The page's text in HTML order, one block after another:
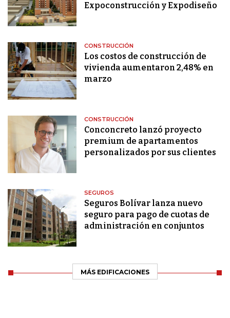
Expoconstrucción y Expodiseño
CONSTRUCCIÓN
Los costos de construcción de
vivienda aumentaron 2,48% en
marzo
CONSTRUCCIÓN
Conconcreto lanzó proyecto
premium de apartamentos
personalizados por sus clientes
SEGUROS
Seguros Bolívar lanza nuevo
seguro para pago de cuotas de
administración en conjuntos
MÁS EDIFICACIONES